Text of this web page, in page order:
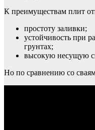
К преимуществам плит
простоту заливки;
устойчивость при
грунтах;
высокую несущую
Но по сравнению со